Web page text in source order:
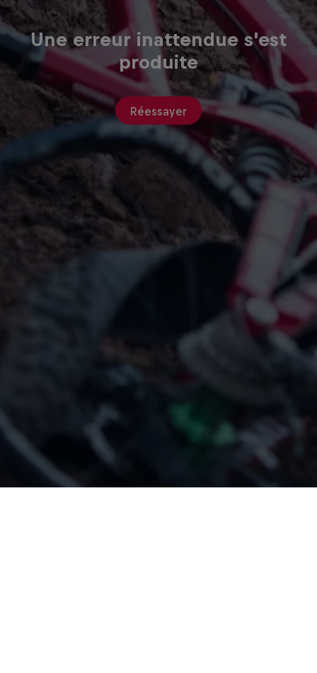
Une erreur inattendue s'est
produite
Réessayer